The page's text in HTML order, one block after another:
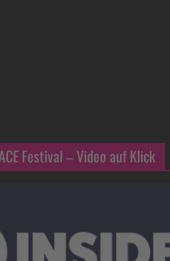
Festival – Video auf Klick